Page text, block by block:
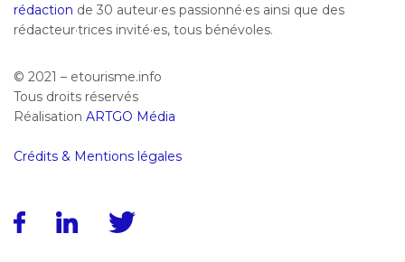
rédaction de 30 auteur·es passionné·es ainsi que des
rédacteur·trices invité·es, tous bénévoles.
© 2021 – etourisme.info
Tous droits réservés
Réalisation ARTGO Média
Crédits & Mentions légales